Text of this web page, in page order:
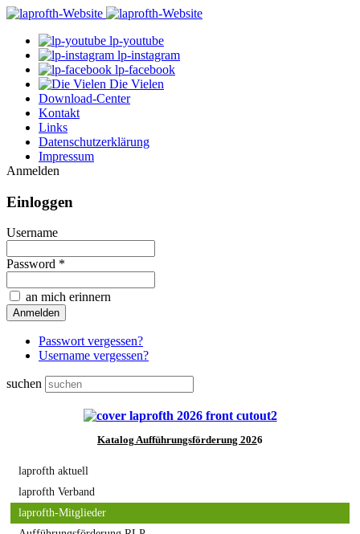
lp-youtube
lp-instagram
lp-facebook
Die Vielen
Download-Center
Kontakt
Links
Datenschutzerklärung
Impressum
Anmelden
Einloggen
Username
Password *
an mich erinnern
Passwort vergessen?
Username vergessen?
suchen
Katalog Aufführungsförderung 2026
laprofth aktuell
laprofth Verband
laprofth-Mitglieder